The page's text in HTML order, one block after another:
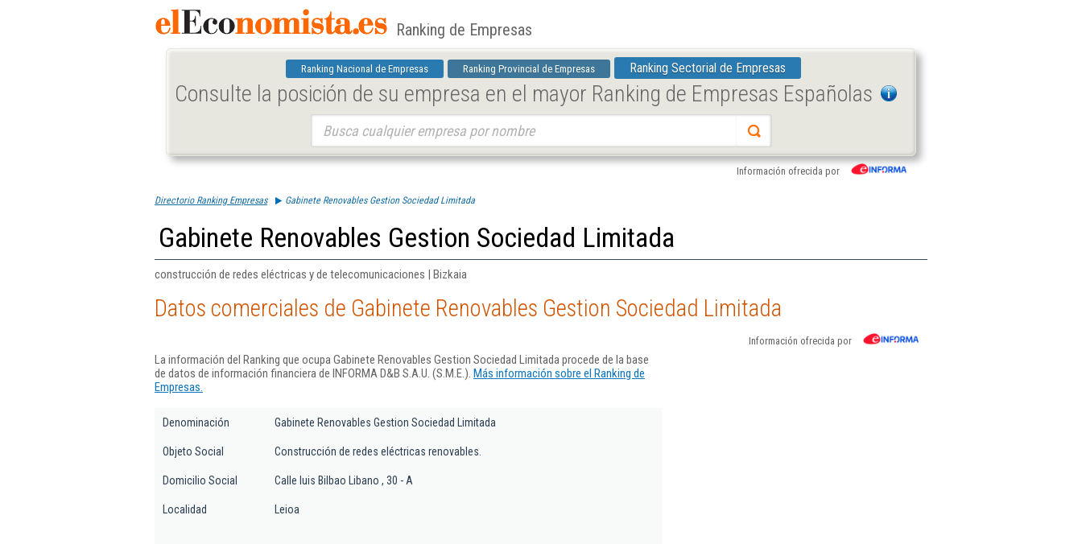
Ranking de Empresas
Ranking Nacional de Empresas Ranking Provincial de Empresas Ranking Sectorial de Empresas
Consulte la posición de su empresa en el mayor Ranking de Empresas Españolas
Información ofrecida por
Directorio Ranking Empresas Gabinete Renovables Gestion Sociedad Limitada
Gabinete Renovables Gestion Sociedad Limitada
construcción de redes eléctricas y de telecomunicaciones | Bizkaia
Datos comerciales de Gabinete Renovables Gestion Sociedad Limitada
Información ofrecida por
La información del Ranking que ocupa Gabinete Renovables Gestion Sociedad Limitada procede de la base
de datos de información financiera de INFORMA D&B S.A.U. (S.M.E.). Más información sobre el Ranking de
Empresas.
Denominación Gabinete Renovables Gestion Sociedad Limitada
Objeto Social Construcción de redes eléctricas renovables.
Domicilio Social Calle luis Bilbao Libano , 30 - A
Localidad Leioa